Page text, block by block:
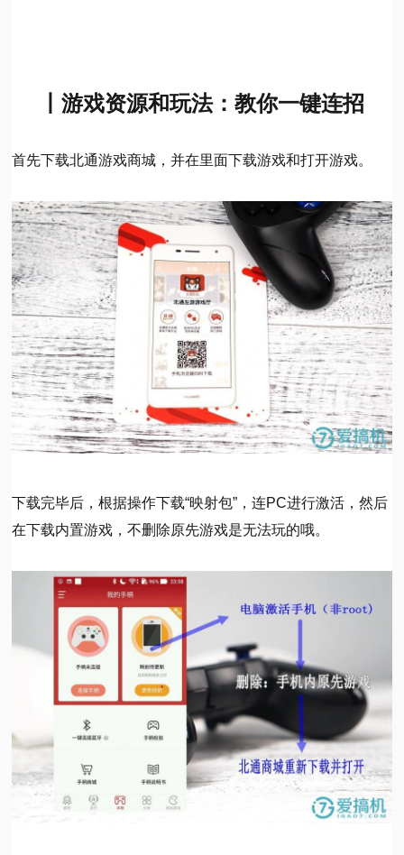
丨游戏资源和玩法：教你一键连招
首先下载北通游戏商城，并在里面下载游戏和打开游戏。
下载完毕后，根据操作下载“映射包”，连PC进行激活，然后
在下载内置游戏，不删除原先游戏是无法玩的哦。